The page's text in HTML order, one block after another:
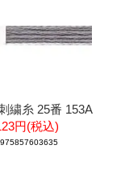
繍糸 25番 153A
円(税込)